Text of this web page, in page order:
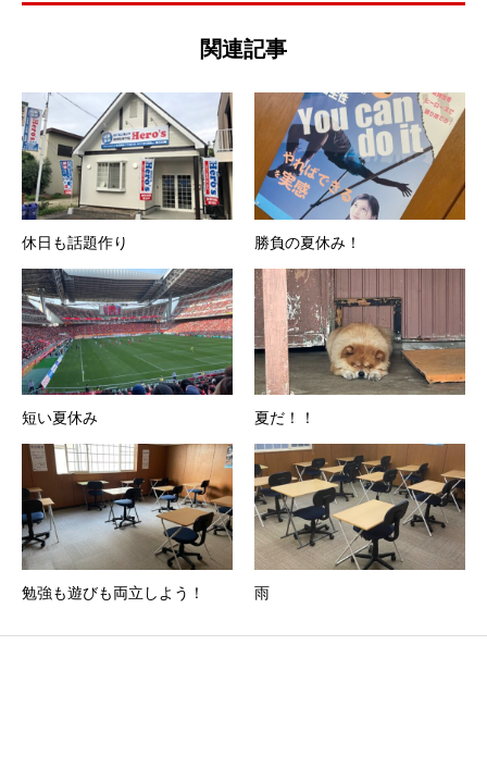
関連記事
休日も話題作り 勝負の夏休み！
短い夏休み 夏だ！！
勉強も遊びも両立しよう！ 雨